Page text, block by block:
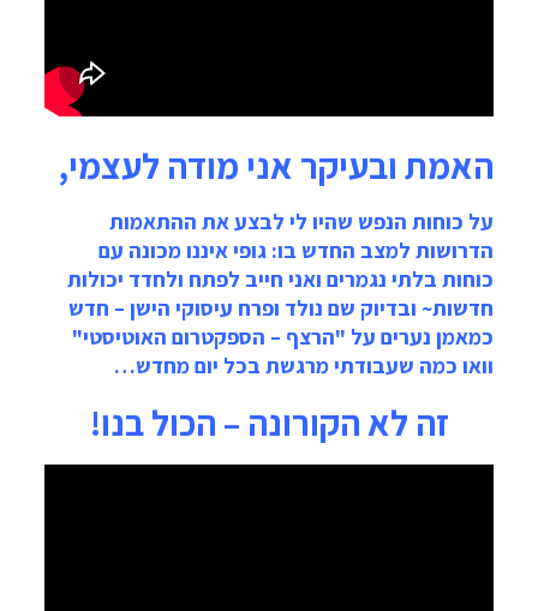
האמת ובעיקר אני מודה לעצמי,
על כוחות הנפש שהיו לי לבצע את ההתאמות
הדרושות למצב החדש בו: גופי איננו מכונה עם
כוחות בלתי נגמרים ואני חייב לפתח ולחדד יכולות
חדשות~ ובדיוק שם נולד ופרח עיסוקי הישן – חדש
כמאמן נערים על "הרצף – הספקטרום האוטיסטי"
וואו כמה שעבודתי מרגשת בכל יום מחדש…
זה לא הקורונה – הכול בנו!